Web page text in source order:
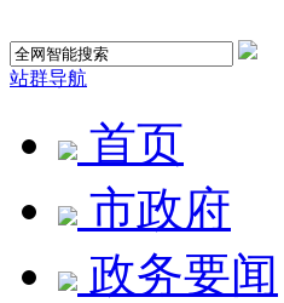
站群导航
首页
市政府
政务要闻